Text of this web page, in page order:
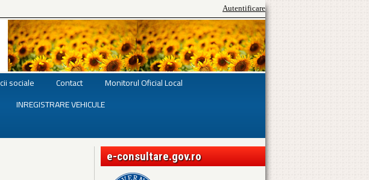
Autentificare
sociale Contact
Monitorul Oficial Local
INREGISTRARE VEHICULE
e-consultare.gov.ro